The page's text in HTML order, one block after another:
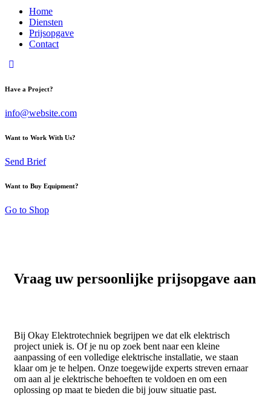
Home
Diensten
Prijsopgave
Contact
Have a Project?
info@website.com
Want to Work With Us?
Send Brief
Want to Buy Equipment?
Go to Shop
Vraag uw persoonlijke prijsopgave aan
Bij Okay Elektrotechniek begrijpen we dat elk elektrisch
project uniek is. Of je nu op zoek bent naar een kleine
aanpassing of een volledige elektrische installatie, we staan
klaar om je te helpen. Onze toegewijde experts streven ernaar
om aan al je elektrische behoeften te voldoen en om een
oplossing op maat te bieden die bij jouw situatie past.